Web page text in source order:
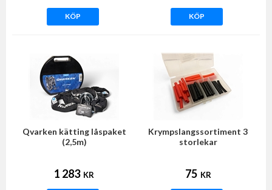
KÖP KÖP
Qvarken kätting låspaket
(2,5m)
1 283 KR
Krympslangssortiment 3
storlekar
75 KR